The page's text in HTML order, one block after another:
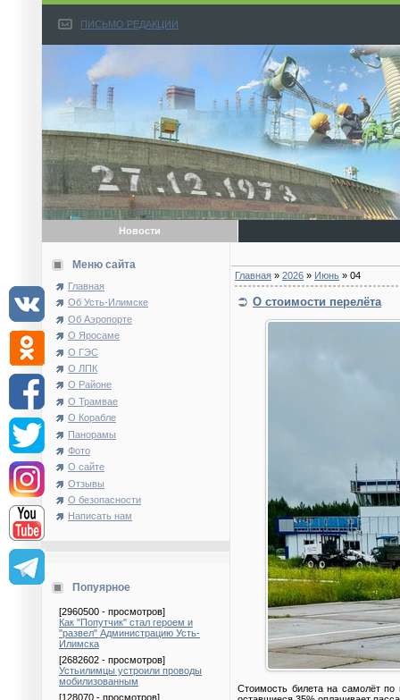
ПИСЬМО РЕДАКЦИИ
Новости
Меню сайта
Главная
Об Усть-Илимске
Об Аэропорте
О Яросаме
О ГЭС
О ЛПК
О Районе
О Трамвае
О Корабле
Панорамы
Фото
О сайте
Отзывы
О безопасности
Написать нам
Попуярное
[2960500 - просмотров]
Как "Попутчик" стал героем и
"развел" Администрацию Усть-
Илимска
[2682602 - просмотров]
Устьилимцы устроили проводы
мобилизованным
[128070 - просмотров]
Главная » 2026 » Июнь » 04
О стоимости перелёта
Стоимость билета на самолёт по